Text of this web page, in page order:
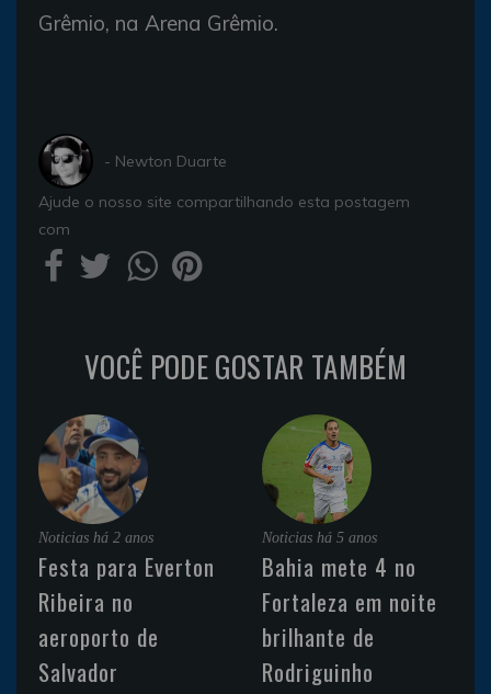
Grêmio, na Arena Grêmio.
- Newton Duarte
Ajude o nosso site compartilhando esta postagem
com
VOCÊ PODE GOSTAR TAMBÉM
Noticias há 2 anos
Festa para Everton
Ribeira no
aeroporto de
Salvador
Noticias há 5 anos
Bahia mete 4 no
Fortaleza em noite
brilhante de
Rodriguinho